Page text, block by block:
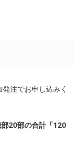
注でお申し込みく
20部の合計「120